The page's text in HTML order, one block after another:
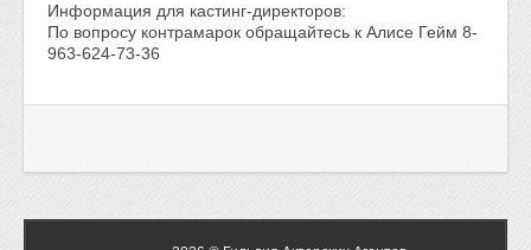
Информация для кастинг-директоров:
По вопросу контрамарок обращайтесь к Алисе Гейм 8-
963-624-73-36